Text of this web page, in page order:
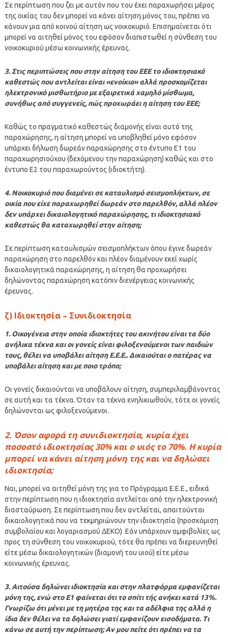
Σε περίπτωση που ζει με αυτόν που του έχει παραχωρήσει μέρος
της οικίας του δεν μπορεί να κάνει αίτηση μόνος του, πρέπει να
κάνουν μια από κοινού αίτηση ως νοικοκυριό. Επισημαίνεται ότι
μπορεί να αιτηθεί μόνος του εφόσον διαπιστωθεί η σύνθεση του
νοικοκυριού μέσω κοινωνικής έρευνας.
3. Στις περιπτώσεις που στην αίτηση του ΕΕΕ το ιδιοκτησιακό
καθεστώς που αντλείται είναι «ενοίκιο» αλλά προσκομίζεται
ηλεκτρονικό μισθωτήριο με εξαιρετικά χαμηλό μίσθωμα,
συνήθως από συγγενείς, πώς προχωράει η αίτηση του ΕΕΕ;
Καθώς το πραγματικό καθεστώς διαμονής είναι αυτό της
παραχώρησης, η αίτηση μπορεί να υποβληθεί μόνο εφόσον
υπάρχει δήλωση δωρεάν παραχώρησης στο έντυπο Ε1 του
παραχωρησιούχου (δεχόμενου την παραχώρηση) καθώς και στο
έντυπο Ε2 του παραχωρούντος (ιδιοκτήτη).
4. Νοικοκυριό που διαμένει σε καταυλισμό σεισμοπλήκτων, σε
οικία που είχε παραχωρηθεί δωρεάν στο παρελθόν, αλλά πλέον
δεν υπάρχει δικαιολογητικό παραχώρησης, τι ιδιοκτησιακό
καθεστώς θα καταχωρηθεί στην αίτηση;
Σε περίπτωση καταυλισμών σεισμοπλήκτων όπου έγινε δωρεάν
παραχώρηση στο παρελθόν και πλέον διαμένουν εκεί χωρίς
δικαιολογητικά παραχώρησης, η αίτηση θα προχωρήσει
δηλώνοντας παραχώρηση κατόπιν διενέργειας κοινωνικής
έρευνας.
ζ) Ιδιοκτησία – Συνιδιοκτησία
1. Οικογένεια στην οποία ιδιοκτήτες του ακινήτου είναι τα δύο
ανήλικα τέκνα και οι γονείς είναι φιλοξενούμενοι των παιδιών
τους, θέλει να υποβάλει αίτηση Ε.Ε.Ε.. Δικαιούται ο πατέρας να
υποβάλει αίτηση και με ποιο τρόπο;
Οι γονείς δικαιούνται να υποβάλουν αίτηση, συμπεριλαμβάνοντας
σε αυτή και τα τέκνα. Όταν τα τέκνα ενηλικιωθούν, τότε οι γονείς
δηλώνονται ως φιλοξενούμενοι.
2. Όσον αφορά τη συνιδιοκτησία, κυρία έχει
ποσοστό ιδιοκτησίας 30% και ο υιός το 70%. Η κυρία
μπορεί να κάνει αίτηση μόνη της και να δηλώσει
ιδιοκτησία;
Ναι, μπορεί να αιτηθεί μόνη της για το Πρόγραμμα Ε.Ε.Ε., ειδικά
στην περίπτωση που η ιδιοκτησία αντλείται από την ηλεκτρονική
διασταύρωση. Σε περίπτωση που δεν αντλείται, απαιτούνται
δικαιολογητικά που να τεκμηριώνουν την ιδιοκτησία (προσκόμιση
συμβολαίου και λογαριασμού ΔΕΚΟ). Εάν υπάρχουν αμφιβολίες ως
προς τη σύνθεση του νοικοκυριού, τότε θα πρέπει να διερευνηθεί
είτε μέσω δικαιολογητικών (διαμονή του υιού) είτε μέσω
κοινωνικής έρευνας.
3. Αιτούσα δηλώνει ιδιοκτησία και στην πλατφόρμα εμφανίζεται
μόνη της, ενώ στο Ε1 φαίνεται ότι το σπίτι τής ανήκει κατά 13%.
Γνωρίζω ότι μένει με τη μητέρα της και τα αδέλφια της αλλά η
ίδια δεν θέλει να τα δηλώσει γιατί εμφανίζουν εισοδήματα. Τι
κάνω σε αυτή την περίπτωση; Αν μου πείτε ότι πρέπει να τα